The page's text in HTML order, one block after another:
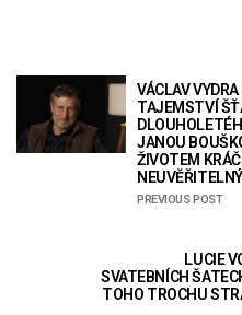
VÁCLAV
TAJEMSTVÍ
JANOU
ŽIVOTEM
PREVIOUS POST
LUCIE
SVATEBNÍCH
TOHO TROCHU